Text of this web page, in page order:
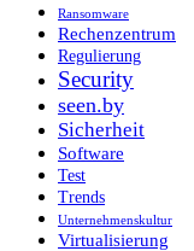
Ransomware
Rechenzentrum
Regulierung
Security
seen.by
Sicherheit
Software
Test
Trends
Unternehmenskultur
Virtualisierung